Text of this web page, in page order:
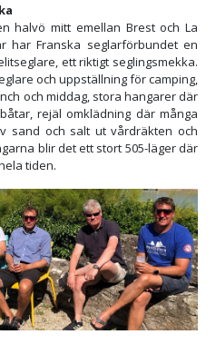
halvö mitt emellan Brest och La
har Franska seglarförbundet en
ett riktigt seglingsmekka.
och uppställning för camping,
och middag, stora hangarer där
rejäl omklädning där många
sand och salt ut vårdräkten och
blir det ett stort 505-läger där
tiden.